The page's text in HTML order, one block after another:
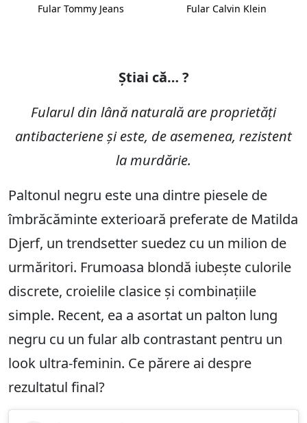
Fular Tommy Jeans Fular Calvin Klein
Știai că… ?
Fularul din lână naturală are proprietăți
antibacteriene și este, de asemenea, rezistent
la murdărie.
Paltonul negru este una dintre piesele de
îmbrăcăminte exterioară preferate de Matilda
Djerf, un trendsetter suedez cu un milion de
urmăritori. Frumoasa blondă iubește culorile
discrete, croielile clasice și combinațiile
simple. Recent, ea a asortat un palton lung
negru cu un fular alb contrastant pentru un
look ultra-feminin. Ce părere ai despre
rezultatul final?